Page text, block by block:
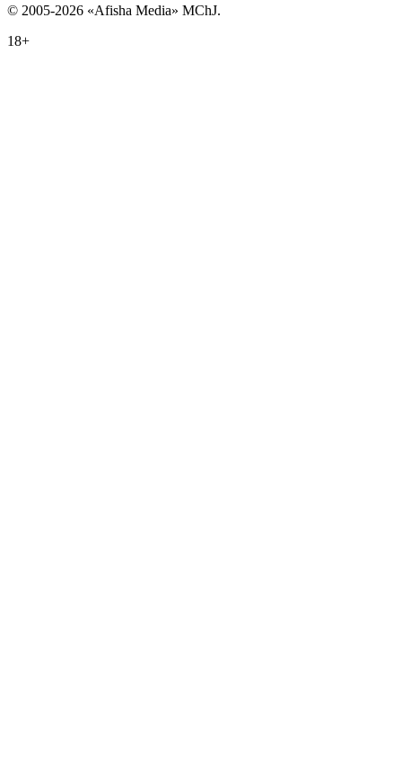
© 2005-2026 «Afisha Media» MChJ.
18+